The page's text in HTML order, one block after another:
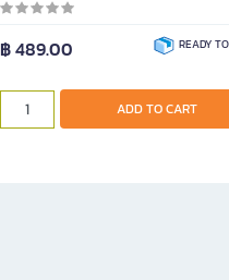
฿ 489.00 READY
ADD TO CART